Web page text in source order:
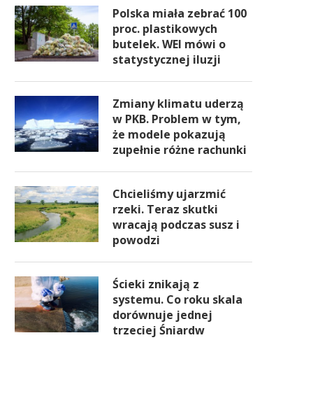
Polska miała zebrać 100
proc. plastikowych
butelek. WEI mówi o
statystycznej iluzji
Zmiany klimatu uderzą
w PKB. Problem w tym,
że modele pokazują
zupełnie różne rachunki
Chcieliśmy ujarzmić
rzeki. Teraz skutki
wracają podczas susz i
powodzi
Ścieki znikają z
systemu. Co roku skala
dorównuje jednej
trzeciej Śniardw